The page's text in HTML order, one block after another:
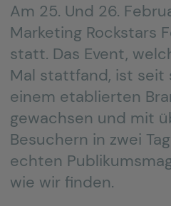
Am 25. Und 26.
Marketing Rockstars
statt. Das Event,
Mal stattfand, ist seit
einem etablierten
gewachsen und mit
Besuchern in zwei
echten
wie wir finden.